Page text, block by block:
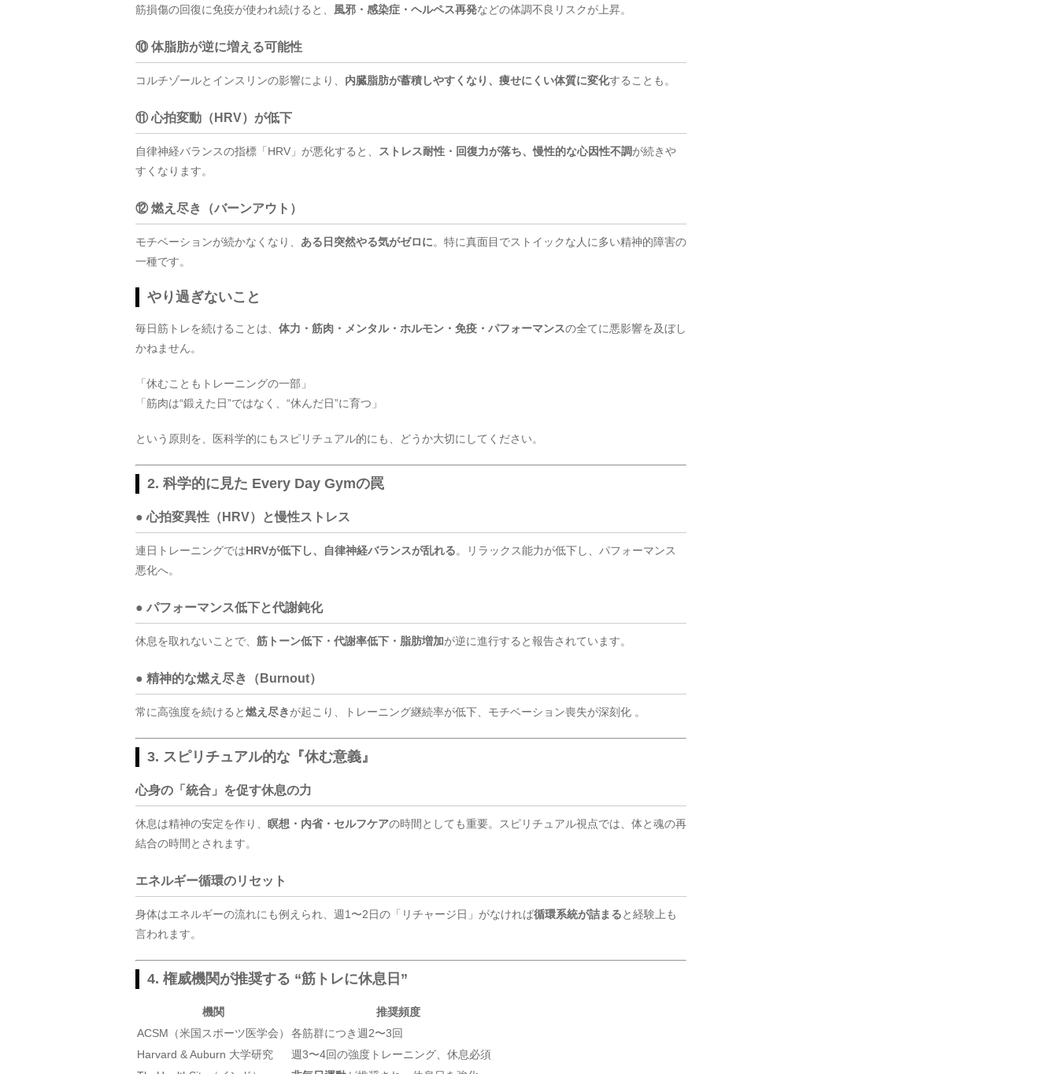
筋損傷の回復に免疫が使われ続けると、 風邪・感染症・ヘルペス再発などの体調不良リスクが上昇。
⑩ 体脂肪が逆に増える可能性
コルチゾールとインスリンの影響により、 内臓脂肪が蓄積しやすくなり、痩せにくい体質に変化することも。
⑪ 心拍変動（HRV）が低下
自律神経バランスの指標「HRV」が悪化すると、 ストレス耐性・回復力が落ち、慢性的な心因性不調が続きや
すくなります。
⑫ 燃え尽き（バーンアウト）
モチベーションが続かなくなり、 ある日突然やる気がゼロに。特に真面目でストイックな人に多い精神的障害の
一種です。
やり過ぎないこと
毎日筋トレを続けることは、 体力・筋肉・メンタル・ホルモン・免疫・パフォーマンスの全てに悪影響を及ぼし
かねません。
「休むこともトレーニングの一部」
「筋肉は“鍛えた日”ではなく、“休んだ日”に育つ」
という原則を、医科学的にもスピリチュアル的にも、どうか大切にしてください。
2. 科学的に見た Every Day Gymの罠
● 心拍変異性（HRV）と慢性ストレス
連日トレーニングではHRVが低下し、自律神経バランスが乱れる。リラックス能力が低下し、パフォーマンス
悪化へ。
● パフォーマンス低下と代謝鈍化
休息を取れないことで、 筋トーン低下・代謝率低下・脂肪増加が逆に進行すると報告されています。
● 精神的な燃え尽き（Burnout）
常に高強度を続けると燃え尽きが起こり、トレーニング継続率が低下、モチベーション喪失が深刻化 。
3. スピリチュアル的な『休む意義』
心身の「統合」を促す休息の力
休息は精神の安定を作り、 瞑想・内省・セルフケアの時間としても重要。スピリチュアル視点では、体と魂の再
結合の時間とされます。
エネルギー循環のリセット
身体はエネルギーの流れにも例えられ、週1〜2日の「リチャージ日」がなければ循環系統が詰まると経験上も
言われます。
4. 権威機関が推奨する “筋トレに休息日”
機関
推奨頻度
ACSM（米国スポーツ医学会）
各筋群につき週2〜3回
Harvard & Auburn 大学研究
週3〜4回の強度トレーニング、休息必須